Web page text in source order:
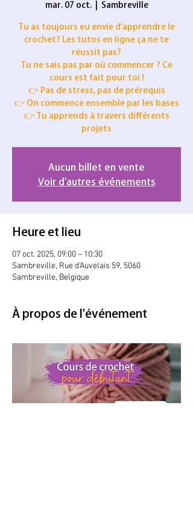
mar. 07 oct.
  |
Sambreville
Tu as toujours eu envie d’apprendre le
crochet? Les tutos en ligne ça ne te
réussit pas?
Tu ne sais pas par où commencer ? Ce
cours est fait pour toi !
👉 Pas de stress, pas de prérequis
👉 On commence ensemble par les bases
👉 Tu apprends à travers différents
projets
Aucun billet en vente
Voir d'autres événements
Heure et lieu
07 oct. 2025, 09:00 – 10:30
Sambreville, Rue d'Auvelais 59, 5060
Sambreville, Belgique
À propos de l'événement